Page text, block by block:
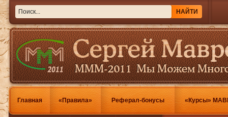
Главная «Правила» Реферал-бонусы «Курсы»